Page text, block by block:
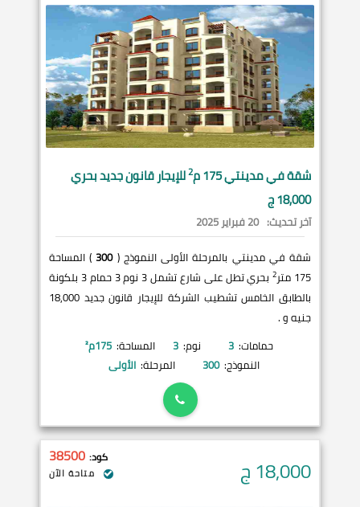
شقة فيمدينتي175 م 2للإيجار قانون جديد بحري
18,000 ج
آخر تحديث: 20 فبراير 2025
شقة في مدينتي بالمرحلة الأولى النموذج (300) المساحة
175 متر
2
بحري تطل على شارع تشمل 3 نوم 3 حمام 3 بلكونة
بالطابق الخامس تشطيب الشركة للإيجار قانون جديد 18,000
جنيه و .
حمامات: 3 نوم: 3 المساحة: 175م²
النموذج: 300 المرحلة: الأولى
18,000ج كود: 38500
متاحة الآن